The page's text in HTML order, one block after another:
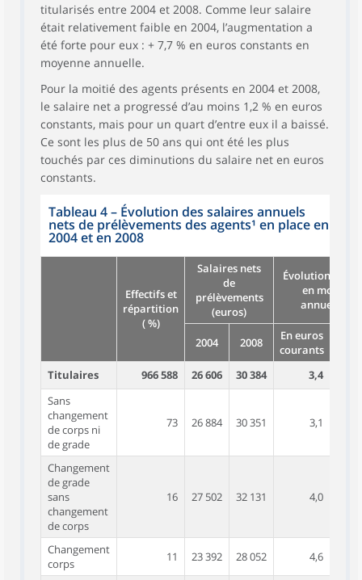
titularisés entre 2004 et 2008. Comme leur salaire
était relativement faible en 2004, l’augmentation a
été forte pour eux : + 7,7 % en euros constants en
moyenne annuelle.
Pour la moitié des agents présents en 2004 et 2008,
le salaire net a progressé d’au moins 1,2 % en euros
constants, mais pour un quart d’entre eux il a baissé.
Ce sont les plus de 50 ans qui ont été les plus
touchés par ces diminutions du salaire net en euros
constants.
Tableau 4– Évolution des salaires annuels
nets de prélèvements des agents¹ en place en
2004 et en 2008
Effectifs et
répartition
( %)
Salaires nets
de
prélèvements
(euros)
Évolution 2004/
en moyenne
annuelle (
2004 2008
En euros
courants
Titulaires
966 588 26 606 30 384
3,4
Sans
changement
de corps ni
de grade
73 26 884 30 351 3,1
Changement
de grade
sans
changement
de corps
16 27 502 32 131 4,0
Changement
corps
11 23 392 28 052 4,6